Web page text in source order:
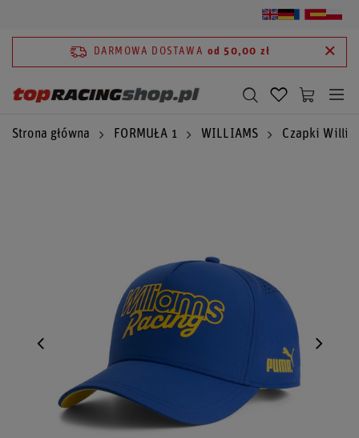
DARMOWA DOSTAWA od 50,00 zł
Strona główna FORMUŁA 1 WILLIAMS Czapki